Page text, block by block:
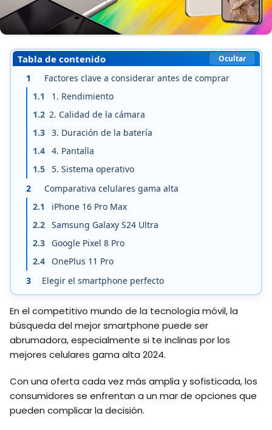
Tabla de contenido Ocultar
1
Factores clave a considerar antes de comprar
1.1
1. Rendimiento
1.2 2. Calidad de la cámara
1.3
3. Duración de la batería
1.4
4. Pantalla
1.5
5. Sistema operativo
2
Comparativa celulares gama alta
2.1
iPhone 16 Pro Max
2.2
Samsung Galaxy S24 Ultra
2.3
Google Pixel 8 Pro
2.4
OnePlus 11 Pro
3
Elegir el smartphone perfecto
En el competitivo mundo de la tecnología móvil, la
búsqueda del mejor smartphone puede ser
abrumadora, especialmente si te inclinas por los
mejores celulares gama alta 2024.
Con una oferta cada vez más amplia y sofisticada, los
consumidores se enfrentan a un mar de opciones que
pueden complicar la decisión.